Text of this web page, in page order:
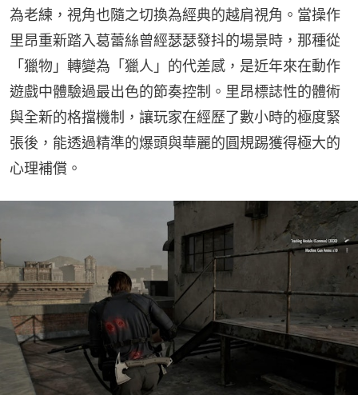
為老練，視角也隨之切換為經典的越肩視角。當操作
里昂重新踏入葛蕾絲曾經瑟瑟發抖的場景時，那種從
「獵物」轉變為「獵人」的代差感，是近年來在動作
遊戲中體驗過最出色的節奏控制。里昂標誌性的體術
與全新的格擋機制，讓玩家在經歷了數小時的極度緊
張後，能透過精準的爆頭與華麗的圓規踢獲得極大的
心理補償。